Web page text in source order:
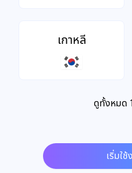
เกาหลี
ดูทั้งหมด
เริ่มใ